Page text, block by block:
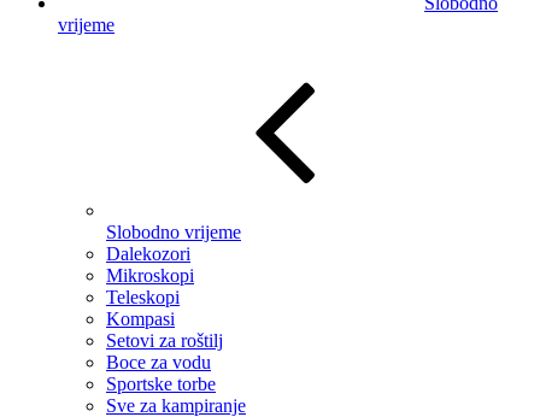
vrijeme
Slobodno vrijeme
Dalekozori
Mikroskopi
Teleskopi
Kompasi
Setovi za roštilj
Boce za vodu
Sportske torbe
Sve za kampiranje